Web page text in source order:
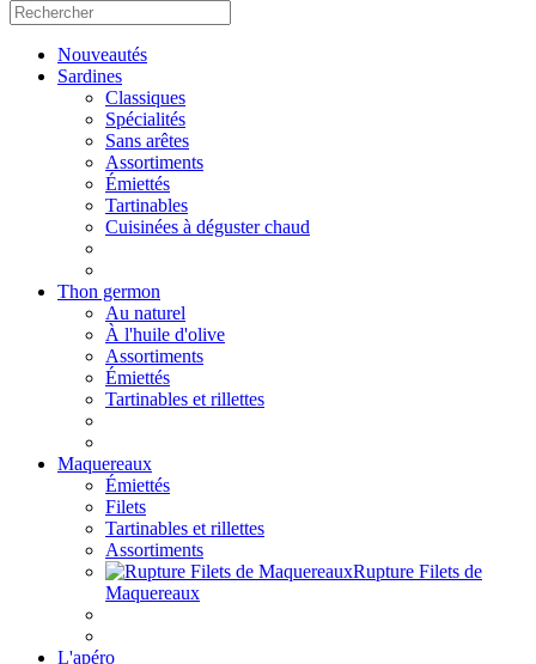
Nouveautés
Sardines
Classiques
Spécialités
Sans arêtes
Assortiments
Émiettés
Tartinables
Cuisinées à déguster chaud
Thon germon
Au naturel
À l'huile d'olive
Assortiments
Émiettés
Tartinables et rillettes
Maquereaux
Émiettés
Filets
Tartinables et rillettes
Assortiments
Rupture Filets de
Maquereaux
L'apéro